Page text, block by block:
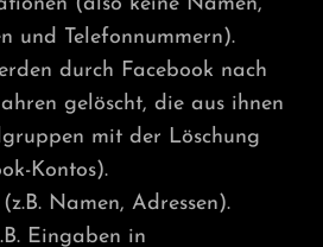
und Telefonnummern).
durch Facebook nach
gelöscht, die aus ihnen
mit der Löschung
Kontos).
Namen, Adressen).
Eingaben in